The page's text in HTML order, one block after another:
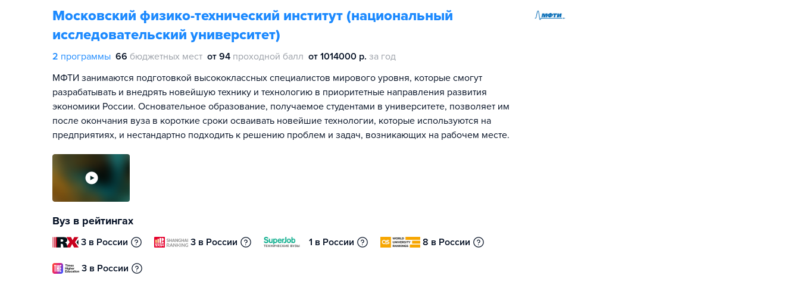
Московский физико-технический институт (национальный
исследовательский университет)
2 программы 66 бюджетных мест от 94 проходной балл от 1014000 р. за год
МФТИ занимаются подготовкой высококлассных специалистов мирового уровня, которые смогут
разрабатывать и внедрять новейшую технику и технологию в приоритетные направления развития
экономики России. Основательное образование, получаемое студентами в университете, позволяет им
после окончания вуза в короткие сроки осваивать новейшие технологии, которые используются на
предприятиях, и нестандартно подходить к решению проблем и задач, возникающих на рабочем месте.
Вуз в рейтингах
3 в России 3 в России 1 в России 8 в России
3 в России